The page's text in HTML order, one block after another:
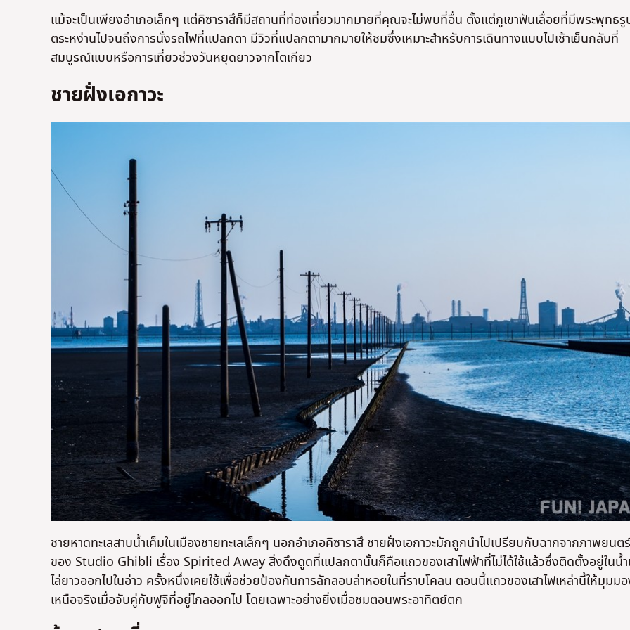
แม้จะเป็นเพียงอำเภอเล็กๆ แต่คิซาราสึก็มีสถานที่ท่องเที่ยวมากมายที่คุณจะไม่พบที่อื่น ตั้งแต่ภูเขาฟันเลื่อยที่มีพระพุทธ
ตระหง่านไปจนถึงการนั่งรถไฟที่แปลกตา มีวิวที่แปลกตามากมายให้ชมซึ่งเหมาะสำหรับการเดินทางแบบไปเช้าเย็นกลับที่
สมบูรณ์แบบหรือการเที่ยวช่วงวันหยุดยาวจากโตเกียว
ชายฝั่งเอกาวะ
ชายหาดทะเลสาบน้ำเค็มในเมืองชายทะเลเล็กๆ นอกอำเภอคิซาราสึ ชายฝั่งเอกาวะมักถูกนำไปเปรียบกับฉากจากภาพยนตร์
ของ Studio Ghibli เรื่อง Spirited Away สิ่งดึงดูดที่แปลกตานั้นก็คือแถวของเสาไฟฟ้าที่ไม่ได้ใช้แล้วซึ่งติดตั้งอยู่ในน้ำ
ไล่ยาวออกไปในอ่าว ครั้งหนึ่งเคยใช้เพื่อช่วยป้องกันการลักลอบล่าหอยในที่ราบโคลน ตอนนี้แถวของเสาไฟเหล่านี้ให้มุมม
เหนือจริงเมื่อจับคู่กับฟูจิที่อยู่ไกลออกไป โดยเฉพาะอย่างยิ่งเมื่อชมตอนพระอาทิตย์ตก